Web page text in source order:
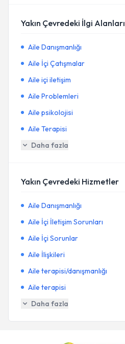
Yakın Çevredeki İlgi Alanları
Aile Danışmanlığı
Aile İçi Çatışmalar
Aile içi iletişim
Aile Problemleri
Aile psikolojisi
Aile Terapisi
Daha fazla
Yakın Çevredeki Hizmetler
Aile Danışmanlığı
Aile İçi İletişim Sorunları
Aile İçi Sorunlar
Aile İlişkileri
Aile terapisi/danışmanlığı
Aile terapisi
Daha fazla